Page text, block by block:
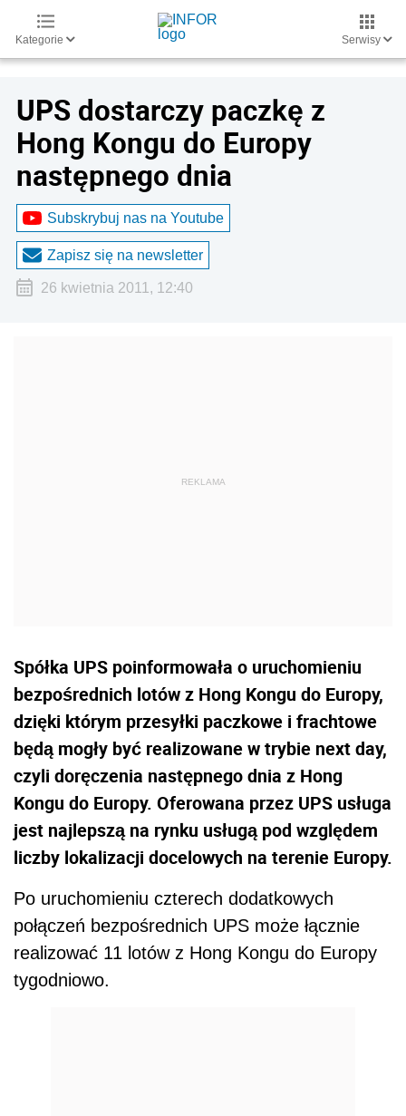
Kategorie Serwisy
UPS dostarczy paczkę z
Hong Kongu do Europy
następnego dnia
Subskrybuj nas na Youtube
Zapisz się na newsletter
26 kwietnia 2011, 12:40
Spółka UPS poinformowała o uruchomieniu
bezpośrednich lotów z Hong Kongu do Europy,
dzięki którym przesyłki paczkowe i frachtowe
będą mogły być realizowane w trybie next day,
czyli doręczenia następnego dnia z Hong
Kongu do Europy. Oferowana przez UPS usługa
jest najlepszą na rynku usługą pod względem
liczby lokalizacji docelowych na terenie Europy.
Po uruchomieniu czterech dodatkowych
połączeń bezpośrednich UPS może łącznie
realizować 11 lotów z Hong Kongu do Europy
tygodniowo.